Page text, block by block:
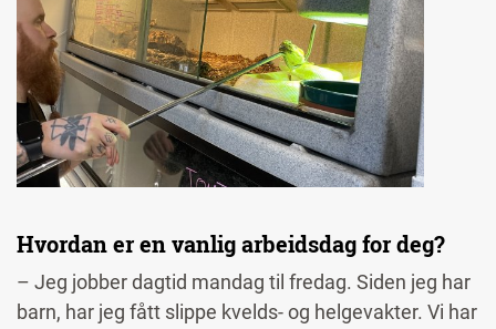
Hvordan er en vanlig arbeidsdag for deg?
– Jeg jobber dagtid mandag til fredag. Siden jeg har
barn, har jeg fått slippe kvelds- og helgevakter. Vi har